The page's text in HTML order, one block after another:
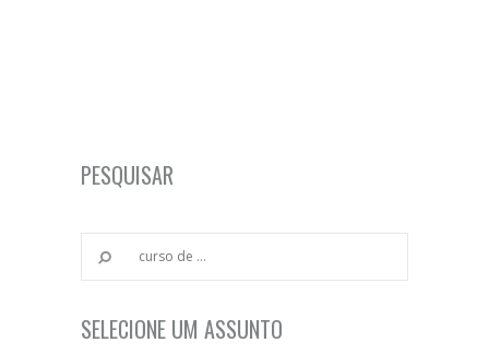
PESQUISAR
SELECIONE UM ASSUNTO